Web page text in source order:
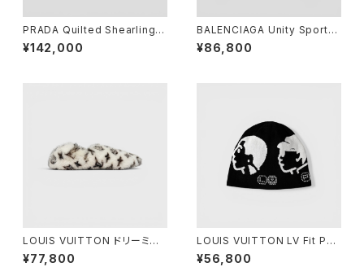
PRADA Quilted Shearling T
ote Bag Dyed Sheep Fur
White
¥142,000
BALENCIAGA Unity Sports I
con Cropped Hoodie Beig
e 1
¥86,800
LOUIS VUITTON ドリーミー
ライン ローファー 38
¥77,800
LOUIS VUITTON LV Fit Phri
endship Beanie Cotton Bla
ck S
¥56,800